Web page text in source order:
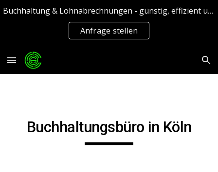
Skip to main content Skip to navigation
Buchhaltung & Lohnabrechnungen - günstig, effizient und schnell
Anfrage stellen
Buchhaltungsbüro in Köln